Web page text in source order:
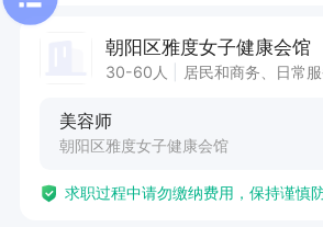
朝阳区雅度女子健康会馆
30-60人 居民和商务、日常
美容师
朝阳区雅度女子健康会馆
求职过程中请勿缴纳费用，保持谨慎